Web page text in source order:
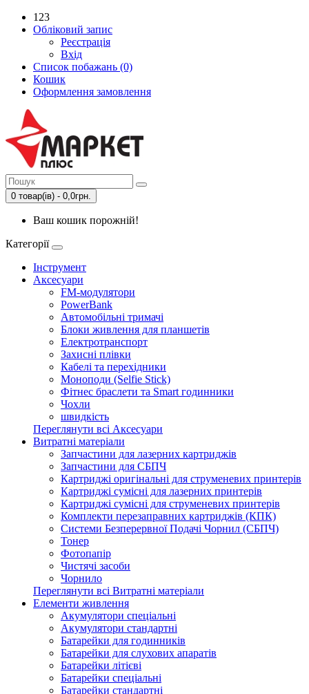
123
Обліковий запис
Реєстрація
Вхід
Список побажань (0)
Кошик
Оформлення замовлення
0 товар(ів) - 0,0грн.
Ваш кошик порожній!
Категорії
Інструмент
Аксесуари
FM-модулятори
PowerBank
Автомобільні тримачі
Блоки живлення для планшетів
Електротранспорт
Захисні плівки
Кабелі та перехідники
Моноподи (Selfie Stick)
Фітнес браслети та Smart годинники
Чохли
швидкість
Переглянути всі Аксесуари
Витратні матеріали
Запчастини для лазерних картриджів
Запчастини для СБПЧ
Картриджі оригінальні для струменевих принтерів
Картриджі сумісні для лазерних принтерів
Картриджі сумісні для струменевих принтерів
Комплекти перезаправних картриджів (КПК)
Системи Безперервної Подачі Чорнил (СБПЧ)
Тонер
Фотопапір
Чистячі засоби
Чорнило
Переглянути всі Витратні матеріали
Елементи живлення
Акумулятори спеціальні
Акумулятори стандартні
Батарейки для годинників
Батарейки для слухових апаратів
Батарейки літієві
Батарейки спеціальні
Батарейки стандартні